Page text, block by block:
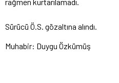
Sürücü Ö.S. gözaltına alındı.
Muhabir: Duygu Özkümüş